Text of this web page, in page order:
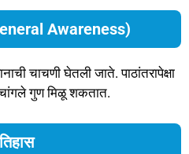
Awareness)
चाचणी घेतली जाते. पाठांतरापेक्षा
गुण मिळू शकतात.